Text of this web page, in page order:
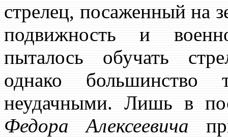
стрелец, посаженный на
подвижность и
пыталось обучать
однако большинство
неудачными. Лишь в
Федора Алексеевича